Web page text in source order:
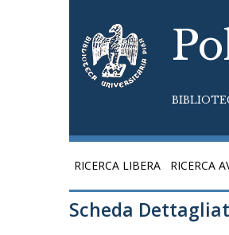
RICERCA LIBERA RICERCA
Scheda